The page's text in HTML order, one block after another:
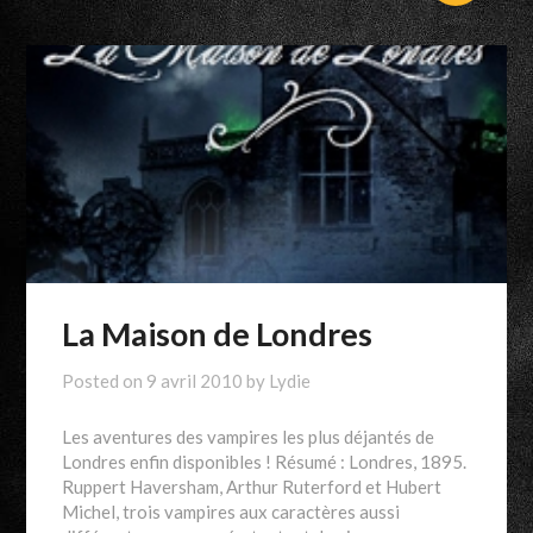
La Maison de Londres
Posted on 9 avril 2010 by Lydie
Les aventures des vampires les plus déjantés de
Londres enfin disponibles ! Résumé : Londres, 1895.
Ruppert Haversham, Arthur Ruterford et Hubert
Michel, trois vampires aux caractères aussi